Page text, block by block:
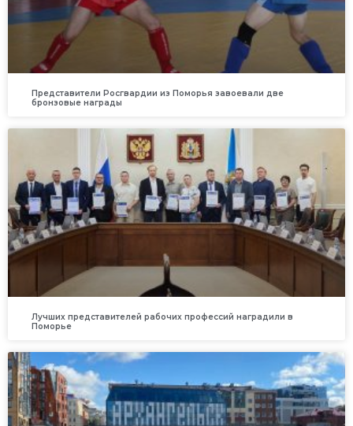
Представители Росгвардии из Поморья завоевали две
бронзовые награды
Лучших представителей рабочих профессий наградили в
Поморье